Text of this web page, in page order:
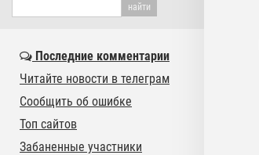
Последние комментарии
Читайте новости в телеграм
Сообщить об ошибке
Топ сайтов
Забаненные участники